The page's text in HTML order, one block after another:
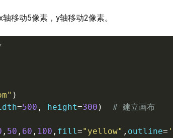
移动5像素，y轴移动2像素。
)
=500 , height=300 )
# 建立画布
, 50 , 60 , 100 , fill="yellow" , outline=